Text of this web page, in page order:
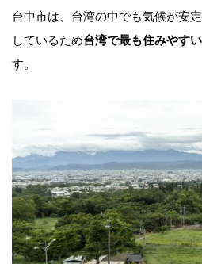
台中市は、台湾の中でも気候が安
しているため台湾で最も住みやす
す。